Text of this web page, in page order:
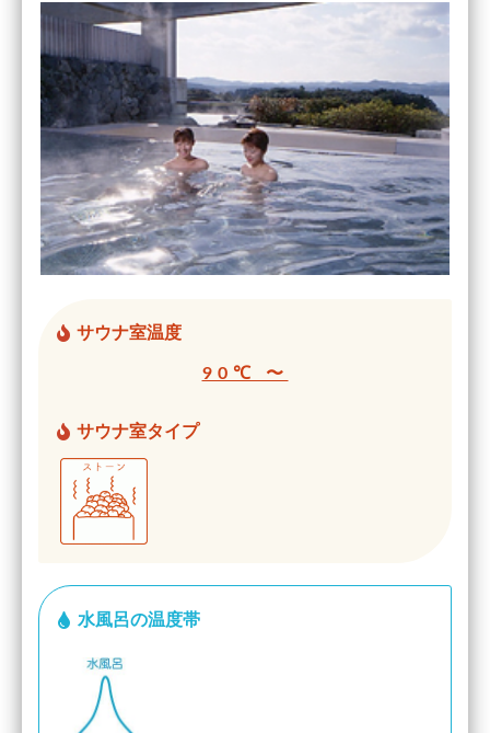
サウナ室温度
90℃ 〜
サウナ室タイプ
水風呂の温度帯